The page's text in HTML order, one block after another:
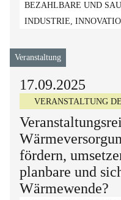
BEZAHLBARE UND
INDUSTRIE,
Veranstaltung
17.09.2025
VERANSTALTUNG
fördern,
planbare und
Wärmewende?